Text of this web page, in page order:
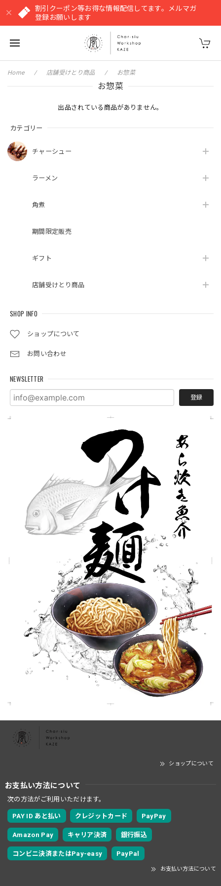
割引クーポン等お得な情報配信してます。メルマガ
登録お願いします
カテゴリー
チャーシュー
ラーメン
角煮
期間限定販売
ギフト
店舗受けとり商品
SHOP INFO
ショップについて
お問い合わせ
NEWSLETTER
登録
Home 店舗受けとり商品 お惣菜
お惣菜
出品されている商品がありません。
ショップについて
お支払い方法について
次の方法がご利用いただけます。
PAY ID あと払い クレジットカード PayPay
Amazon Pay キャリア決済 銀行振込
コンビニ決済またはPay-easy PayPal
お支払い方法について